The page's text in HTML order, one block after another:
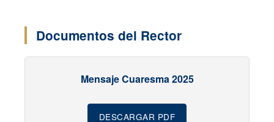
Documentos del Rector
Mensaje Cuaresma 2025
DESCARGAR PDF